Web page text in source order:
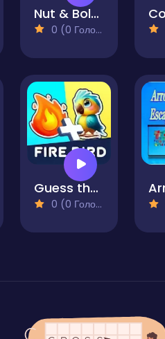
Nut & Bolt Steel Screw Puzzle
0 (0 Голосів)
Guess the Quiz - Emoji IQ Games
0 (0 Голосів)